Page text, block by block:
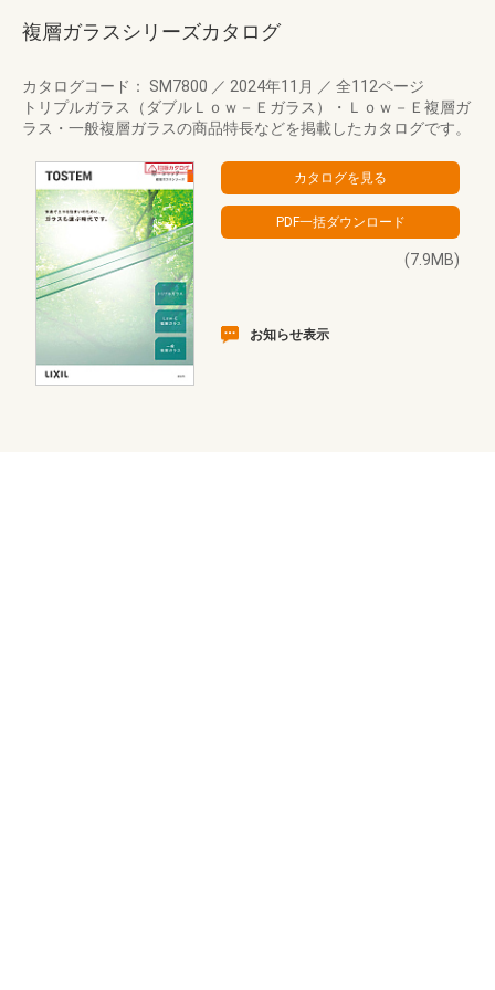
複層ガラスシリーズカタログ
カタログコード： SM7800 ／ 2024年11月 ／ 全112ページ
トリプルガラス（ダブルＬｏｗ－Ｅガラス）・Ｌｏｗ－Ｅ複層ガ
ラス・一般複層ガラスの商品特長などを掲載したカタログです。
(7.9MB)
お知らせ表示